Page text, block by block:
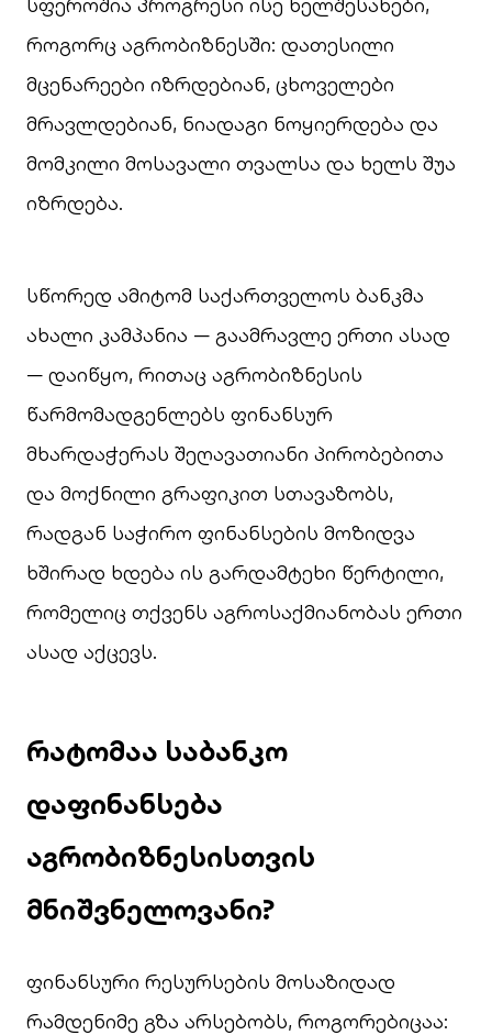
როგორც აგრობიზნესში: დათესილი
მცენარეები იზრდებიან, ცხოველები
მრავლდებიან, ნიადაგი ნოყიერდება და
მომკილი მოსავალი თვალსა და ხელს შუა
იზრდება.
სწორედ ამიტომ საქართველოს ბანკმა
ახალი კამპანია — გაამრავლე ერთი ასად
— დაიწყო, რითაც აგრობიზნესის
წარმომადგენლებს ფინანსურ
მხარდაჭერას შეღავათიანი პირობებითა
და მოქნილი გრაფიკით სთავაზობს,
რადგან საჭირო ფინანსების მოზიდვა
ხშირად ხდება ის გარდამტეხი წერტილი,
რომელიც თქვენს აგროსაქმიანობას ერთი
ასად აქცევს.
რატომაა საბანკო
დაფინანსება
აგრობიზნესისთვის
მნიშვნელოვანი?
ფინანსური რესურსების მოსაზიდად
რამდენიმე გზა არსებობს, როგორებიცაა: